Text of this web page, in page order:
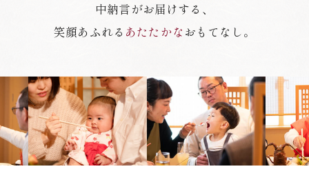
中納言がお届けする、
笑顔あふれる あたたかな おもてなし。